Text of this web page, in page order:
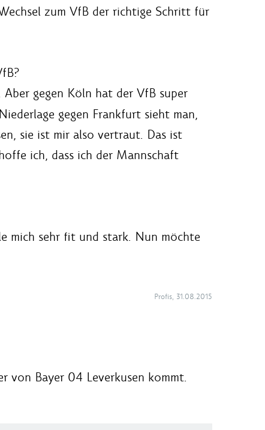
zum VfB der richtige Schritt für
gegen Köln hat der VfB super
gegen Frankfurt sieht man,
sie ist mir also vertraut. Das ist
ich, dass ich der Mannschaft
mich sehr fit und stark. Nun möchte
Profis, 31.08.2015
von Bayer 04 Leverkusen kommt.